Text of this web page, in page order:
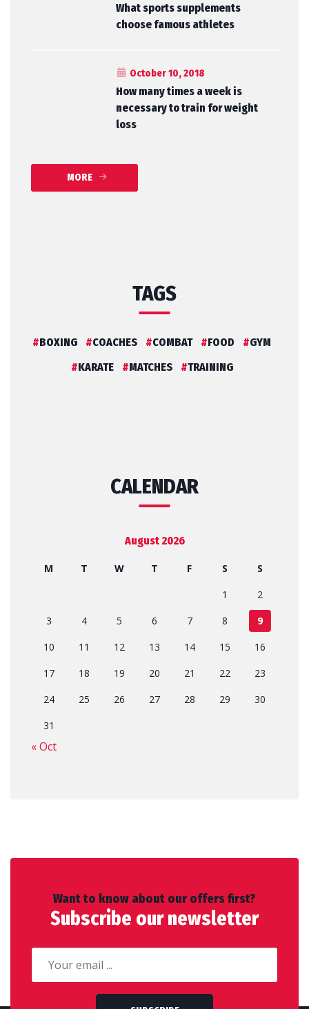
What sports supplements
choose famous athletes
October 10, 2018
How many times a week is
necessary to train for weight
loss
MORE
TAGS
BOXING COACHES COMBAT FOOD
GYM
KARATE
MATCHES TRAINING
CALENDAR
August 2026
M T W T F S
S
1
2
3
4 5 6 7 8
9
10
11 12 13 14 15
16
17
18 19 20 21 22
23
24
25 26 27 28 29
30
31
« Oct
Want to know about our offers first?
Subscribe our newsletter